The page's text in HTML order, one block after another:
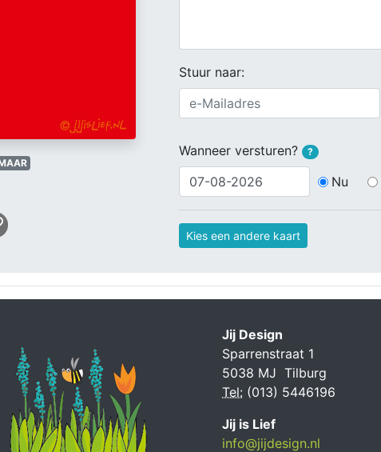
Stuur naar:
Wanneer versturen?
?
Nu
Kies een andere kaart
Jij Design
Sparrenstraat 1
5038 MJ Tilburg
Tel: (013) 5446196
Jij is Lief
info@jijdesign.nl